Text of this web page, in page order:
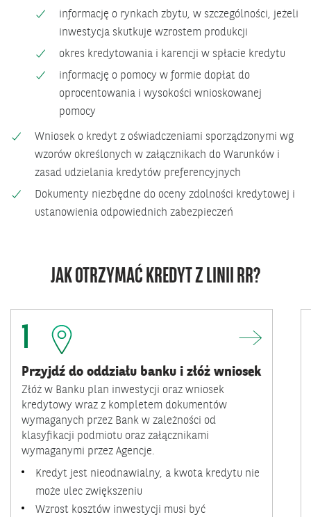
informację o rynkach zbytu, w szczególności, jeżeli
inwestycja skutkuje wzrostem produkcji
okres kredytowania i karencji w spłacie kredytu
informację o pomocy w formie dopłat do
oprocentowania i wysokości wnioskowanej
pomocy
Wniosek o kredyt z oświadczeniami sporządzonymi wg
wzorów określonych w załącznikach do Warunków i
zasad udzielania kredytów preferencyjnych
Dokumenty niezbędne do oceny zdolności kredytowej i
ustanowienia odpowiednich zabezpieczeń
JAK OTRZYMAĆ KREDYT Z LINII RR?
1
Przyjdź do oddziału banku i złóż wniosek
Złóż w Banku plan inwestycji oraz wniosek
kredytowy wraz z kompletem dokumentów
wymaganych przez Bank w zależności od
klasyfikacji podmiotu oraz załącznikami
wymaganymi przez Agencje.
Kredyt jest nieodnawialny, a kwota kredytu nie
może ulec zwiększeniu
Wzrost kosztów inwestycji musi być